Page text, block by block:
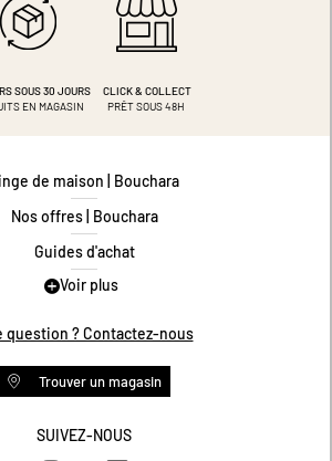
SOUS 30 JOURS
EN MAGASIN
CLICK & COLLECT
PRÊT SOUS 48H
de maison | Bouchara
Nos offres | Bouchara
Guides d'achat
Guide des tailles
Programme de fidélité
Conditions des offres
Voir plus
question ? Contactez-nous
Trouver un magasin
SUIVEZ-NOUS
www.facebook.com/
https://https://